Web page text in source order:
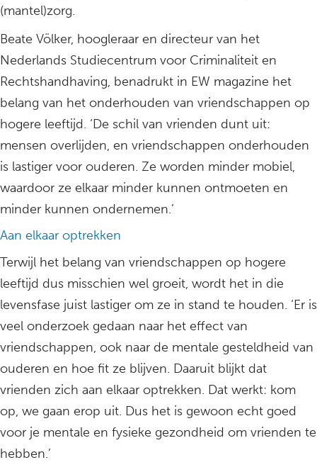
(mantel)zorg.
Beate Völker, hoogleraar en directeur van het
Nederlands Studiecentrum voor Criminaliteit en
Rechtshandhaving, benadrukt in EW magazine het
belang van het onderhouden van vriendschappen op
hogere leeftijd. ‘De schil van vrienden dunt uit:
mensen overlijden, en vriendschappen onderhouden
is lastiger voor ouderen. Ze worden minder mobiel,
waardoor ze elkaar minder kunnen ontmoeten en
minder kunnen ondernemen.’
Aan elkaar optrekken
Terwijl het belang van vriendschappen op hogere
leeftijd dus misschien wel groeit, wordt het in die
levensfase juist lastiger om ze in stand te houden. ‘Er is
veel onderzoek gedaan naar het effect van
vriendschappen, ook naar de mentale gesteldheid van
ouderen en hoe fit ze blijven. Daaruit blijkt dat
vrienden zich aan elkaar optrekken. Dat werkt: kom
op, we gaan erop uit. Dus het is gewoon echt goed
voor je mentale en fysieke gezondheid om vrienden te
hebben.’